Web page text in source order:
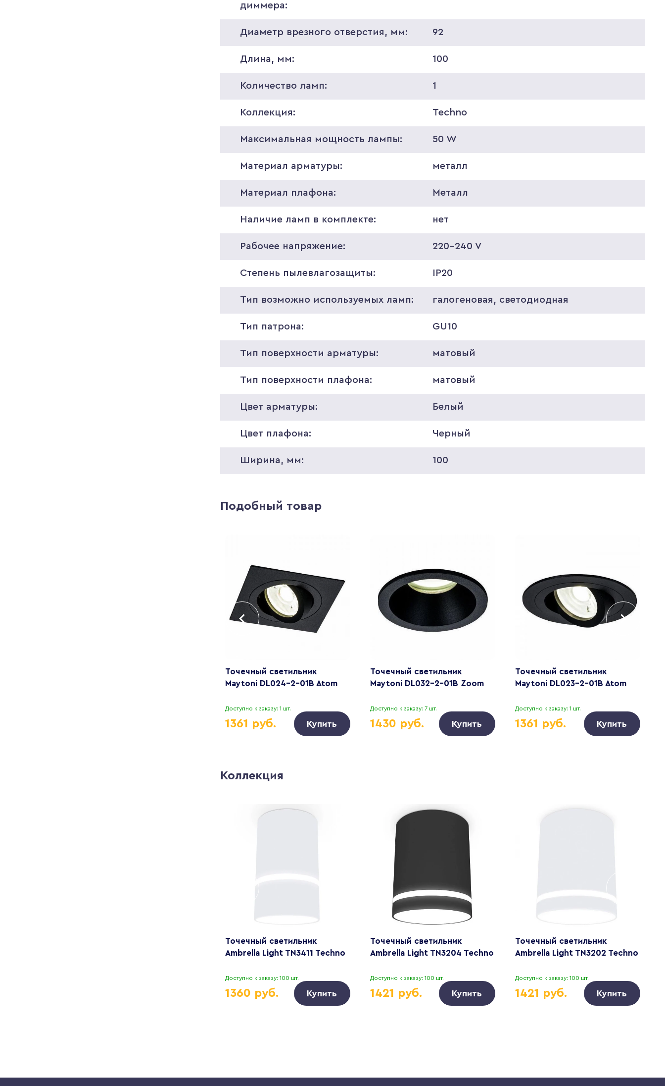
диммера:
Диаметр врезного отверстия, мм: 92
Длина, мм: 100
Количество ламп: 1
Коллекция: Techno
Максимальная мощность лампы: 50 W
Материал арматуры: металл
Материал плафона: Металл
Наличие ламп в комплекте: нет
Рабочее напряжение: 220-240 V
Степень пылевлагозащиты: IP20
Тип возможно используемых ламп: галогеновая, светодиодная
Тип патрона: GU10
Тип поверхности арматуры: матовый
Тип поверхности плафона: матовый
Цвет арматуры: Белый
Цвет плафона: Черный
Ширина, мм: 100
Подобный товар
Точечный светильник
Maytoni DL024-2-01B Atom
Доступно к заказу: 1 шт.
1361 руб. Купить
Точечный светильник
Maytoni DL032-2-01B Zoom
Доступно к заказу: 7 шт.
1430 руб. Купить
Точечный светильник
Maytoni DL023-2-01B Atom
Доступно к заказу: 1 шт.
1361 руб. Купить
Коллекция
Точечный светильник
Ambrella Light TN3411 Techno
Доступно к заказу: 100 шт.
1360 руб. Купить
Точечный светильник
Ambrella Light TN3204 Techno
Доступно к заказу: 100 шт.
1421 руб. Купить
Точечный светильник
Ambrella Light TN3202 Techno
Доступно к заказу: 100 шт.
1421 руб. Купить